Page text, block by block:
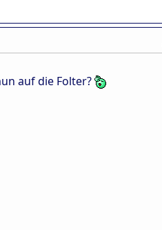
auf die Folter?